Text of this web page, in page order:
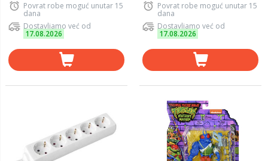
Povrat robe moguć unutar 15
dana
Dostavljamo već od
17.08.2026
Povrat robe moguć unutar 15
dana
Dostavljamo već od
17.08.2026